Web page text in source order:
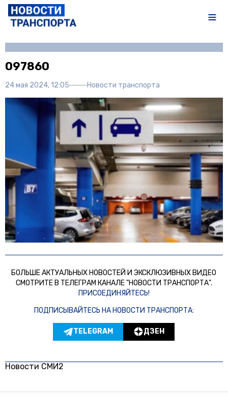
097860
24 мая 2024, 12:05 Новости транспорта
БОЛЬШЕ АКТУАЛЬНЫХ НОВОСТЕЙ И ЭКСКЛЮЗИВНЫХ ВИДЕО
СМОТРИТЕ В ТЕЛЕГРАМ КАНАЛЕ "НОВОСТИ ТРАНСПОРТА".
ПРИСОЕДИНЯЙТЕСЬ!
ПОДПИСЫВАЙТЕСЬ НА НОВОСТИ ТРАНСПОРТА:
TELEGRAM ДЗЕН
Новости СМИ2